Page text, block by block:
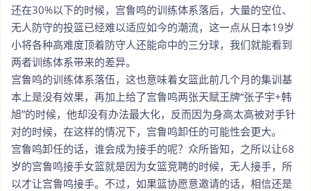
还在30%以下的时候，宫鲁鸣的训练体系落后，大量的空位、
无人防守的投篮已经难以适应如今的潮流，这一点从日本19岁
小将各种高难度顶着防守人还能命中的三分球，我们就能看到
两者训练体系带来的差异。
宫鲁鸣的训练体系落伍，这也意味着女篮此前几个月的集训基
本上是没有效果，再加上给了宫鲁鸣两张天赋王牌“张子宇+韩
旭”的时候，他却没有办法最大化，反而因为身高太高被对手针
对的时候，在这样的情况下，宫鲁鸣卸任的可能性会更大。
宫鲁鸣卸任的话，谁会成为接手的呢？众所皆知，之所以让68
岁的宫鲁鸣接手女篮就是因为女篮竞聘的时候，无人接手，所
以才让宫鲁鸣接手。不过，如果篮协愿意邀请的话，相信还是